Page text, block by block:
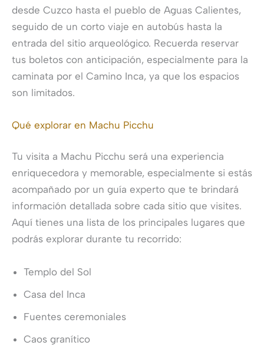
desde Cuzco hasta el pueblo de Aguas Calientes,
seguido de un corto viaje en autobús hasta la
entrada del sitio arqueológico. Recuerda reservar
tus boletos con anticipación, especialmente para la
caminata por el Camino Inca, ya que los espacios
son limitados.
Qué explorar en Machu Picchu
Tu visita a Machu Picchu será una experiencia
enriquecedora y memorable, especialmente si estás
acompañado por un guía experto que te brindará
información detallada sobre cada sitio que visites.
Aquí tienes una lista de los principales lugares que
podrás explorar durante tu recorrido:
Templo del Sol
Casa del Inca
Fuentes ceremoniales
Caos granítico